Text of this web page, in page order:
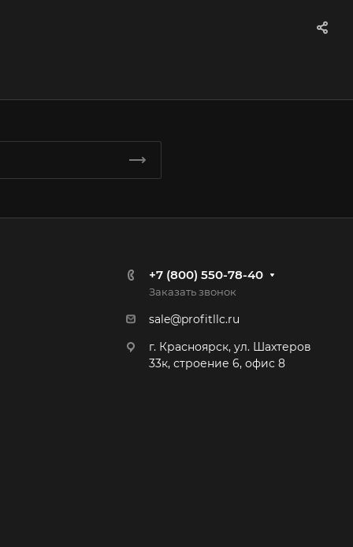
+7 (800) 550-78-40
Заказать звонок
sale@profitllc.ru
г. Красноярск, ул. Шахтеров
33к, строение 6, офис 8